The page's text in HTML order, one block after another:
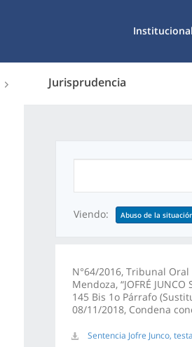
Institucional
Jurisprudencia
Viendo: Abuso de la
N°64/2016, Tribunal
Mendoza, “JOFRÉ
145 Bis 1o Párrafo
08/11/2018, Condena
Sentencia Jofre Junco,